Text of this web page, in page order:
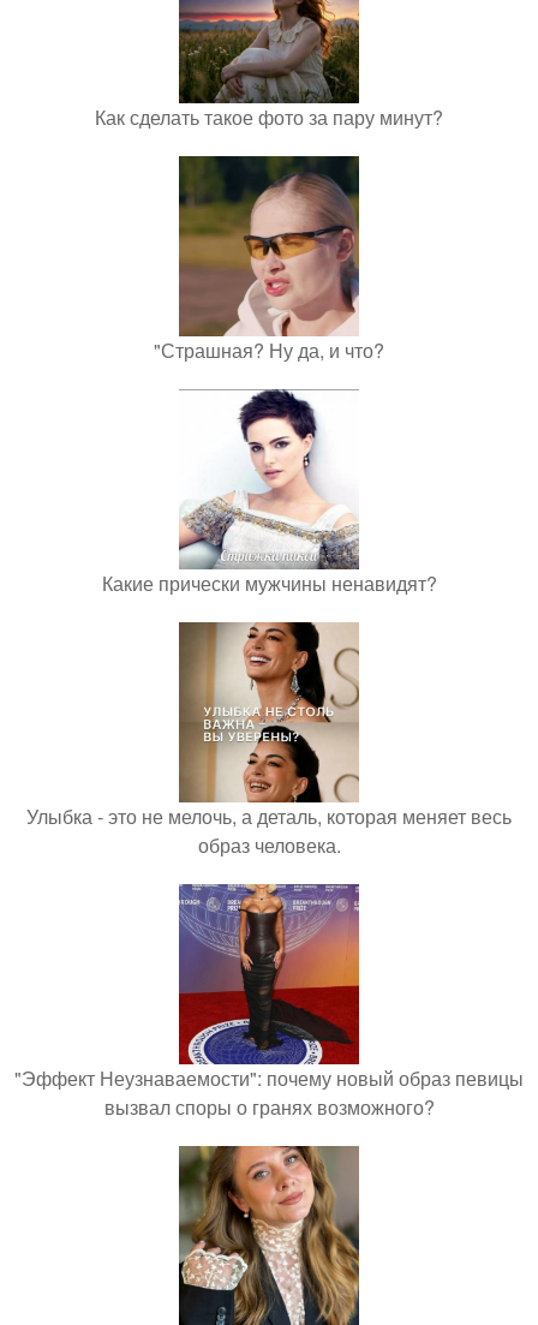
Как сделать такое фото за пару минут?
"Страшная? Ну да, и что?
Какие прически мужчины ненавидят?
Улыбка - это не мелочь, а деталь, которая меняет весь
образ человека.
"Эффект Неузнаваемости": почему новый образ певицы
вызвал споры о гранях возможного?